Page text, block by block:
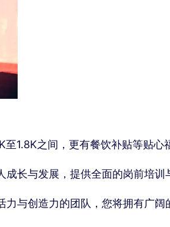
至1.8K之间，更有餐饮补贴等贴
成长与发展，提供全面的岗前培
力与创造力的团队，您将拥有广